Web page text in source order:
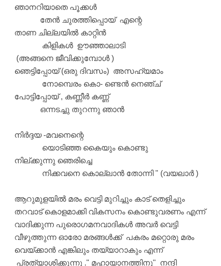
ഞാനറിയാതെ പൂക്കൾ
തേൻ ചുരത്തിപ്പൊയ് എന്റെ
താണ ചില്ലയിൽ കാറ്റിൻ
കിളികൾ ഊഞ്ഞാലാടി
(അങ്ങനെ ജീവിക്കുമ്പോൾ )
ഞെട്ടിപ്പോയ് (ഒരു ദിവസം) അസഹ്യമാം
നോമ്പെരം കൊ- ണ്ടെൻ നെഞ്ച്
പോട്ടിപ്പോയ് , കണ്ണീർ കണ്ണ്
ഒന്നടച്ചു തുറന്നു ഞാൻ
നിർദ്ദയ -മവനെന്റെ
യൊടിഞ്ഞ കൈയും കൊണ്ടു
നില്ക്കുന്നു ഞെരിച്ചെ
നിക്കവനെ കൊല്ലാൻ തോന്നി " (വയലാർ )
ആറുമുളയിൽ മരം വെട്ടി മുറിച്ചും കാട് തെളിച്ചും
തറവാട് കൊളമാക്കി വികസനം കൊണ്ടുവരണം എന്ന്
വാദിക്കുന്ന പുരൊഗമനവാദികൾ അവർ വെട്ടി
വീഴുത്തുന്ന ഓരോ മരങ്ങൾക്ക് പകരം മറ്റൊരു മരം
വെയ്ക്കാൻ എങ്കിലും തയ്യാറാകും എന്ന്
പ്രത്യാശിക്കുന്നു ." മഹായാനത്തിനു" നന്ദി